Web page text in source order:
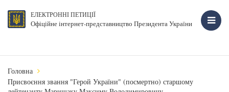
ЕЛЕКТРОННІ ПЕТИЦІЇ
Офіційне інтернет-представництво Президента України
Головна
Присвоєння звання "Герой України" (посмертно) старшому